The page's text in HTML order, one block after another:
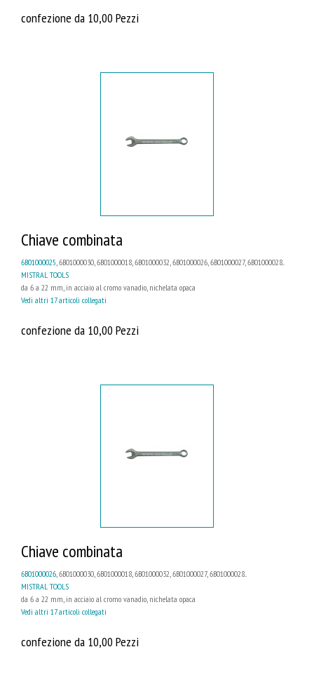
confezione da 10,00 Pezzi
Chiave combinata
6B01000025 , 6B01000030, 6B01000018, 6B01000032, 6B01000026, 6B01000027, 6B01000028...
MISTRAL TOOLS
da 6 a 22 mm, in acciaio al cromo vanadio, nichelata opaca
Vedi altri 17 articoli collegati
confezione da 10,00 Pezzi
Chiave combinata
6B01000026, 6B01000030, 6B01000018, 6B01000032, 6B01000027, 6B01000028...
MISTRAL TOOLS
da 6 a 22 mm, in acciaio al cromo vanadio, nichelata opaca
Vedi altri 17 articoli collegati
confezione da 10,00 Pezzi